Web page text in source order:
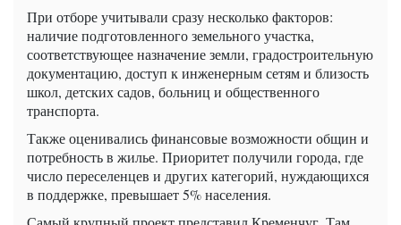
При отборе учитывали сразу несколько факторов:
наличие подготовленного земельного участка,
соответствующее назначение земли, градостроительную
документацию, доступ к инженерным сетям и близость
школ, детских садов, больниц и общественного
транспорта.
Также оценивались финансовые возможности общин и
потребность в жилье. Приоритет получили города, где
число переселенцев и других категорий, нуждающихся
в поддержке, превышает 5% населения.